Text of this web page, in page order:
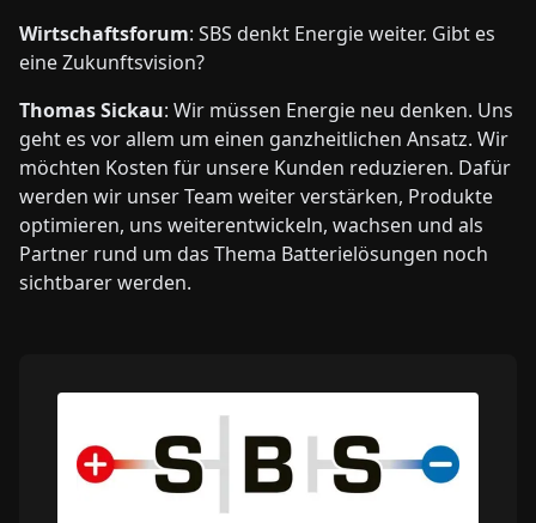
Wirtschaftsforum: SBS denkt Energie weiter. Gibt es
eine Zukunftsvision?
Thomas Sickau: Wir müssen Energie neu denken. Uns
geht es vor allem um einen ganzheitlichen Ansatz. Wir
möchten Kosten für unsere Kunden reduzieren. Dafür
werden wir unser Team weiter verstärken, Produkte
optimieren, uns weiterentwickeln, wachsen und als
Partner rund um das Thema Batterielösungen noch
sichtbarer werden.